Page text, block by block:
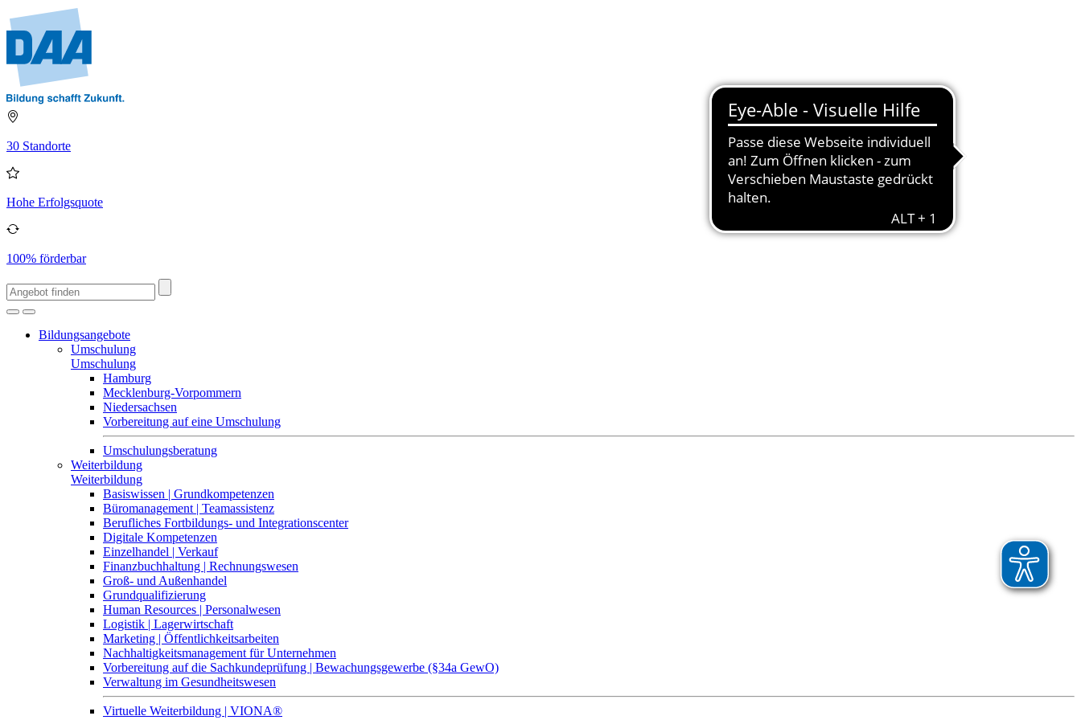
30 Standorte
Hohe Erfolgsquote
100% förderbar
Bildungsangebote
Umschulung
Umschulung
Hamburg
Mecklenburg-Vorpommern
Niedersachsen
Vorbereitung auf eine Umschulung
Umschulungsberatung
Weiterbildung
Weiterbildung
Basiswissen | Grundkompetenzen
Büromanagement | Teamassistenz
Berufliches Fortbildungs- und Integrationscenter
Digitale Kompetenzen
Einzelhandel | Verkauf
Finanzbuchhaltung | Rechnungswesen
Groß- und Außenhandel
Grundqualifizierung
Human Resources | Personalwesen
Logistik | Lagerwirtschaft
Marketing | Öffentlichkeitsarbeiten
Nachhaltigkeitsmanagement für Unternehmen
Vorbereitung auf die Sachkundeprüfung | Bewachungsgewerbe (§34a GewO)
Verwaltung im Gesundheitswesen
Virtuelle Weiterbildung | VIONA®